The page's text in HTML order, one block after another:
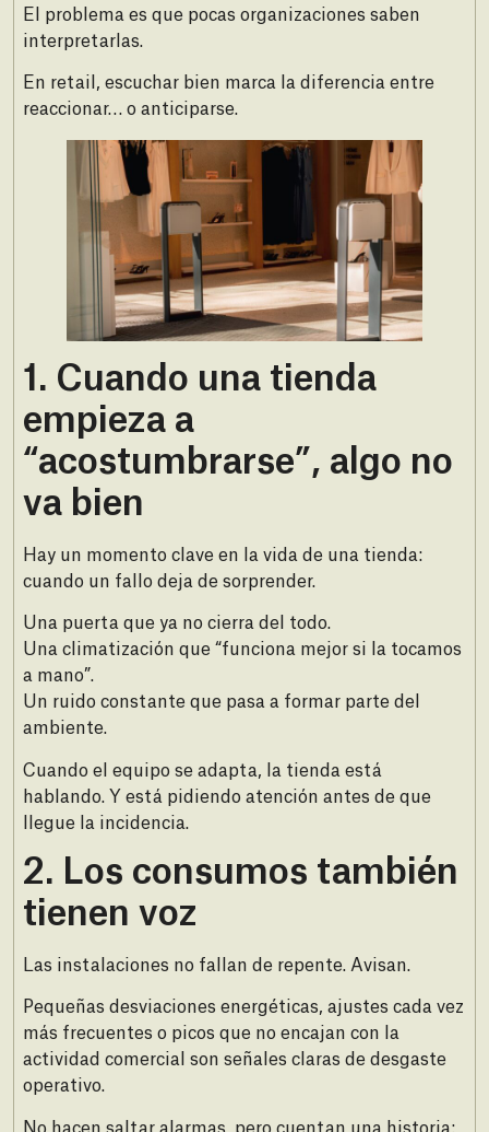
El problema es que pocas organizaciones saben
interpretarlas.
En retail, escuchar bien marca la diferencia entre
reaccionar… o anticiparse.
1.⁠ ⁠Cuando una tienda
empieza a
“acostumbrarse”, algo no
va bien
Hay un momento clave en la vida de una tienda:
cuando un fallo deja de sorprender.
Una puerta que ya no cierra del todo.
Una climatización que “funciona mejor si la tocamos
a mano”.
Un ruido constante que pasa a formar parte del
ambiente.
Cuando el equipo se adapta, la tienda está
hablando. Y está pidiendo atención antes de que
llegue la incidencia.
2.⁠ ⁠Los consumos también
tienen voz
Las instalaciones no fallan de repente. Avisan.
Pequeñas desviaciones energéticas, ajustes cada vez
más frecuentes o picos que no encajan con la
actividad comercial son señales claras de desgaste
operativo.
No hacen saltar alarmas, pero cuentan una historia: